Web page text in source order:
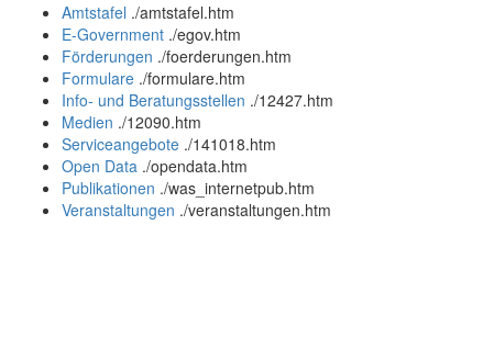
Amtstafel ./amtstafel.htm
E-Government ./egov.htm
Förderungen ./foerderungen.htm
Formulare ./formulare.htm
Info- und Beratungsstellen ./12427.htm
Medien ./12090.htm
Serviceangebote ./141018.htm
Open Data ./opendata.htm
Publikationen ./was_internetpub.htm
Veranstaltungen ./veranstaltungen.htm